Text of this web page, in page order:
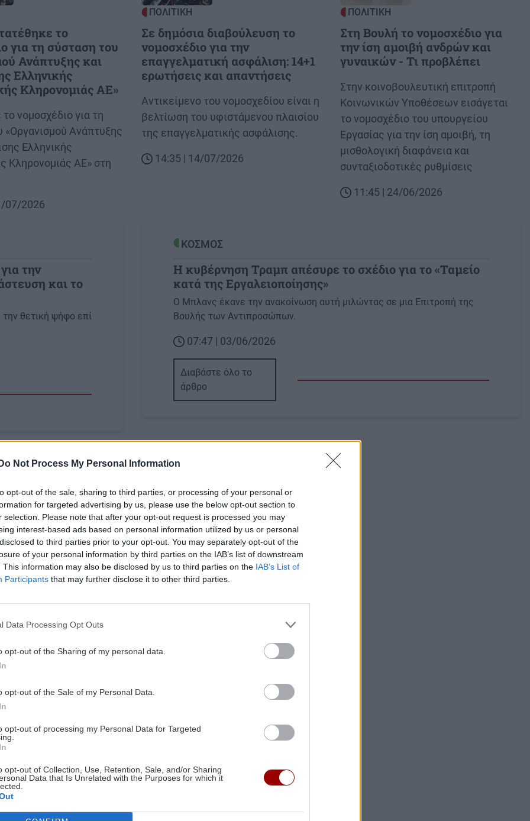
Do Not Process My Personal Information
opt-out of the sale, sharing to third parties, or processing of your personal or
for targeted advertising by us, please use the below opt-out section to
selection. Please note that after your opt-out request is processed you may
interest-based ads based on personal information utilized by us or personal
to third parties prior to your opt-out. You may separately opt-out of the
of your personal information by third parties on the IAB’s list of downstream
This information may also be disclosed by us to third parties on the IAB’s List of
Participants that may further disclose it to other third parties.
Data Processing Opt Outs
opt-out of the Sharing of my personal data.
opt-out of the Sale of my Personal Data.
opt-out of processing my Personal Data for Targeted
opt-out of Collection, Use, Retention, Sale, and/or Sharing
Data that Is Unrelated with the Purposes for which it
το
για τη σύσταση του
Ανάπτυξης και
Ελληνικής
Κληρονομιάς ΑΕ»
νομοσχέδιο για τη
«Οργανισμού Ανάπτυξης
Ελληνικής
Κληρονομιάς ΑΕ» στη
07/2026
ΠΟΛΙΤΙΚΗ
Σε δημόσια διαβούλευση το
νομοσχέδιο για την
επαγγελματική ασφάλιση: 14+1
ερωτήσεις και απαντήσεις
Body
Αντικείμενο του νομοσχεδίου είναι η
βελτίωση του υφιστάμενου πλαισίου
της επαγγελματικής ασφάλισης.
14:35 | 14/07/2026
ΠΟΛΙΤΙΚΗ
Στη Βουλή το νομοσχέδιο για
την ίση αμοιβή ανδρών και
γυναικών - Τι προβλέπει
Body
Στην κοινοβουλευτική επιτροπή
Κοινωνικών Υποθέσεων εισάγεται
το νομοσχέδιο του υπουργείου
Εργασίας για την ίση αμοιβή, τη
μισθολογική διαφάνεια και
συνταξιοδοτικές ρυθμίσεις
11:45 | 24/06/2026
την
και το
θετική ψήφο επί
ΚΟΣΜΟΣ
Η κυβέρνηση Τραμπ απέσυρε το σχέδιο για το «Ταμείο
κατά της Εργαλειοποίησης»
Ο Μπλανς έκανε την ανακοίνωση αυτή μιλώντας σε μια Επιτροπή της
Βουλής των Αντιπροσώπων.
07:47 | 03/06/2026
Διαβάστε όλο το
άρθρο
αρχίζει η
του νομοσχεδίου
Image
ΚΡΗΤΗ
Λαϊκές αγορές: Τελευταίες
"πινελιές" βελτίωσης στο
πολυνομοσχέδιο του
υπουργείου Ανάπτυξης
Το βάρος ρίχνεται σε τρία θέματα
11:35 | 22/04/2026
έως 20.000 για
Image
ΕΛΛΑΔΑ
«Χειρόφρενο» στα Ταξί:
και απόβαση στην Αθήνα